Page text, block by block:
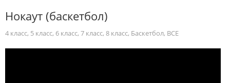
Нокаут (баскетбол)
4 класс, 5 класс, 6 класс, 7 класс, 8 класс, Баскетбол, ВСЕ